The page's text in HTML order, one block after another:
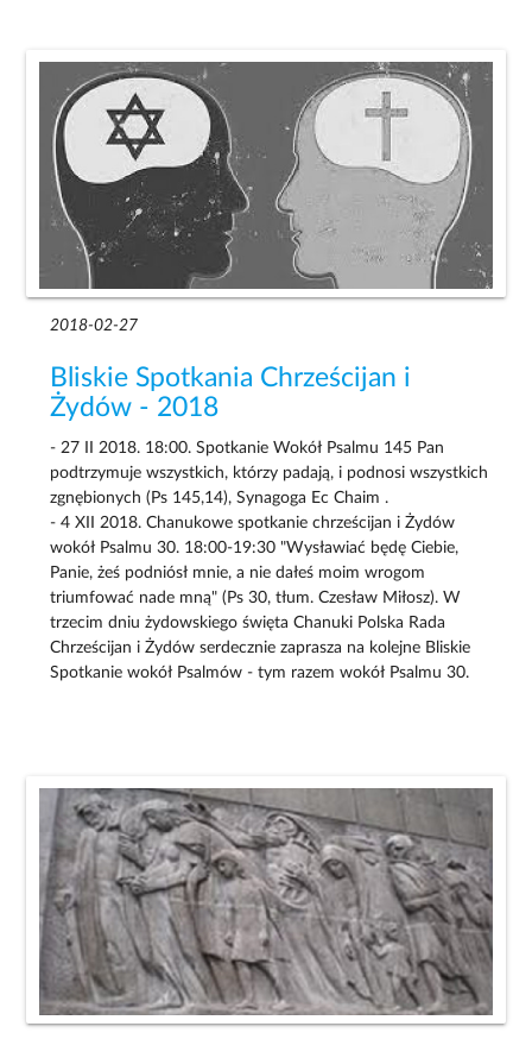
2018-02-27
Bliskie Spotkania Chrześcijan i
Żydów - 2018
- 27 II 2018. 18:00. Spotkanie Wokół Psalmu 145 Pan
podtrzymuje wszystkich, którzy padają, i podnosi wszystkich
zgnębionych (Ps 145,14), Synagoga Ec Chaim .
- 4 XII 2018. Chanukowe spotkanie chrześcijan i Żydów
wokół Psalmu 30. 18:00-19:30 "Wysławiać będę Ciebie,
Panie, żeś podniósł mnie, a nie dałeś moim wrogom
triumfować nade mną" (Ps 30, tłum. Czesław Miłosz). W
trzecim dniu żydowskiego święta Chanuki Polska Rada
Chrześcijan i Żydów serdecznie zaprasza na kolejne Bliskie
Spotkanie wokół Psalmów - tym razem wokół Psalmu 30.